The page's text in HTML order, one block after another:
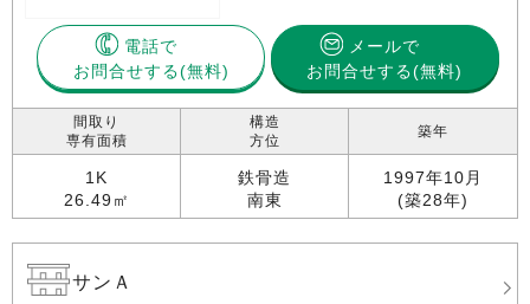
電話で
お問合せする
メールで
お問合せする(無料)
間取り
専有面積
1K
26.49㎡
構造
方位
鉄骨造
南東
築年
1997年10月
(築28年)
サンＡ